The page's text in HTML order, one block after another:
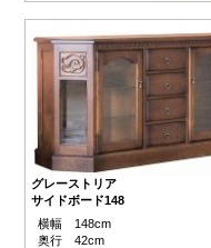
グレーストリア
サイドボード148
横幅 148cm
奥行 42cm